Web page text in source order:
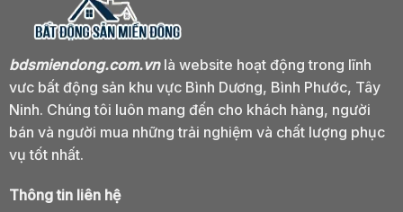
bdsmiendong.com.vnlà website hoạt động trong lĩnh
vưc bất động sản khu vực Bình Dương, Bình Phước, Tây
Ninh. Chúng tôi luôn mang đến cho khách hàng, người
bán và người mua những trải nghiệm và chất lượng phục
vụ tốt nhất.
Thông tin liên hệ